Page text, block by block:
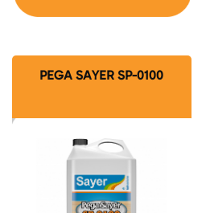
PEGA SAYER SP-0100